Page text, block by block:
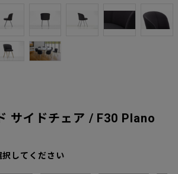
サイドチェア / F30 Plano
してください